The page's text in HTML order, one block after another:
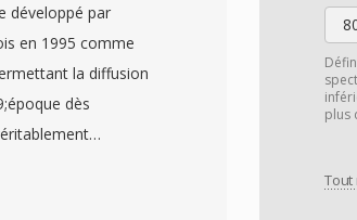
plus
de référence et les
de la production
est un standard
de diffusion. Le
de qualité livraison
développé par
en 1995 comme
la diffusion
dès
d&#039;ecouter